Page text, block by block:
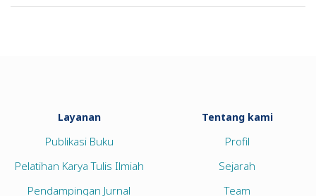
Layanan
Publikasi Buku
Pelatihan Karya Tulis Ilmiah
Pendampingan Jurnal
Tentang kami
Profil
Sejarah
Team